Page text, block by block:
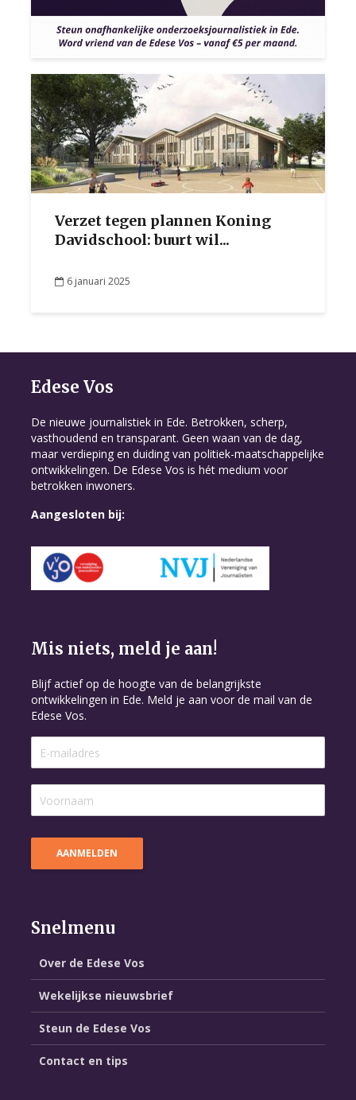
Verzet tegen plannen Koning
Davidschool: buurt wil...
6 januari 2025
Edese Vos
De nieuwe journalistiek in Ede. Betrokken, scherp,
vasthoudend en transparant. Geen waan van de dag,
maar verdieping en duiding van politiek-maatschappelijke
ontwikkelingen. De Edese Vos is hét medium voor
betrokken inwoners.
Aangesloten bij:
Mis niets, meld je aan!
Blijf actief op de hoogte van de belangrijkste
ontwikkelingen in Ede. Meld je aan voor de mail van de
Edese Vos.
Snelmenu
Over de Edese Vos
Wekelijkse nieuwsbrief
Steun de Edese Vos
Contact en tips